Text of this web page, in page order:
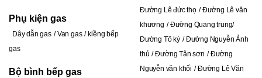
Phụ kiện gas
Dây dẫn gas Van gas
kiềng bếp
gas
Bộ bình bếp gas
Đường Lê đức thọ
Đường Lê văn
khương
Đường Quang trung
Đường Tô ký
Đường Nguyễn Ảnh
thủ
Đường Tân sơn
Đường
Nguyễn văn khối
Đường Lê Văn